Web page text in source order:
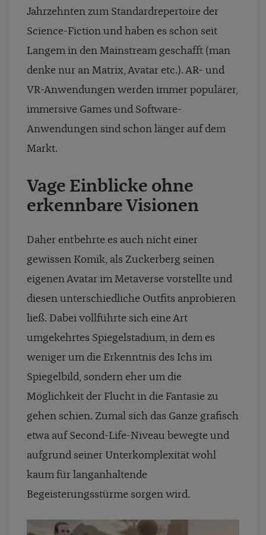
Jahrzehnten zum Standardrepertoire der
Science-Fiction und haben es schon seit
Langem in den Mainstream geschafft (man
denke nur an Matrix, Avatar etc.). AR- und
VR-Anwendungen werden immer populärer,
immersive Games und Software-
Anwendungen sind schon länger auf dem
Markt.
Vage Einblicke ohne
erkennbare Visionen
Daher entbehrte es auch nicht einer
gewissen Komik, als Zuckerberg seinen
eigenen Avatar im Metaverse vorstellte und
diesen unterschiedliche Outfits anprobieren
ließ. Dabei vollführte sich eine Art
umgekehrtes Spiegelstadium, in dem es
weniger um die Erkenntnis des Ichs im
Spiegelbild, sondern eher um die
Möglichkeit der Flucht in die Fantasie zu
gehen schien. Zumal sich das Ganze grafisch
etwa auf Second-Life-Niveau bewegte und
aufgrund seiner Unterkomplexität wohl
kaum für langanhaltende
Begeisterungsstürme sorgen wird.